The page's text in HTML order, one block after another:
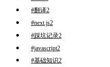
#翻译2
#next.js2
#踩坑记录2
#javascript2
#基础知识2